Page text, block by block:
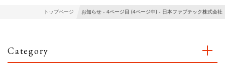
トップページ お知らせ - 4ページ目 (4ページ中) - 日本ファブテック株式会社
Category